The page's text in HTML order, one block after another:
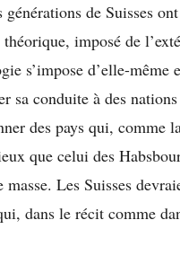
générations de Suisses
imposé de
s’impose d’elle-même
conduite à des
des pays qui, comme
que celui des
Les Suisses
dans le récit comme